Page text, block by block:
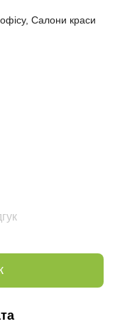
Салони краси